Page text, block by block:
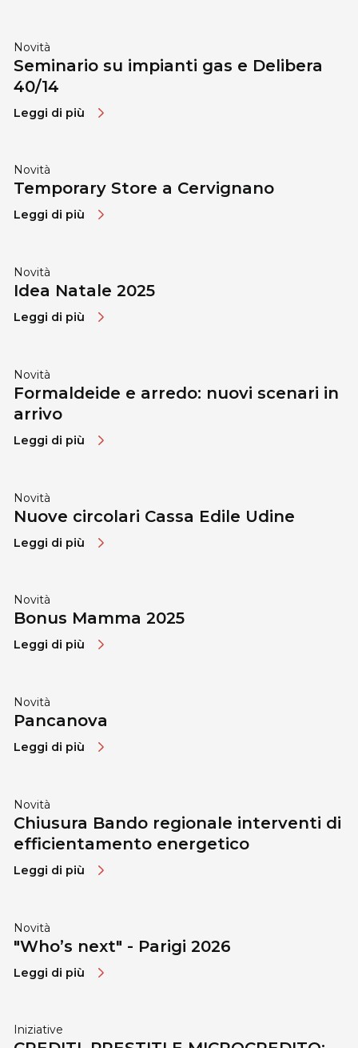
Novità
Seminario su impianti gas e Delibera
40/14
Leggi di più
Novità
Temporary Store a Cervignano
Leggi di più
Novità
Idea Natale 2025
Leggi di più
Novità
Formaldeide e arredo: nuovi scenari in
arrivo
Leggi di più
Novità
Nuove circolari Cassa Edile Udine
Leggi di più
Novità
Bonus Mamma 2025
Leggi di più
Novità
Pancanova
Leggi di più
Novità
Chiusura Bando regionale interventi di
efficientamento energetico
Leggi di più
Novità
"Who’s next" - Parigi 2026
Leggi di più
Iniziative